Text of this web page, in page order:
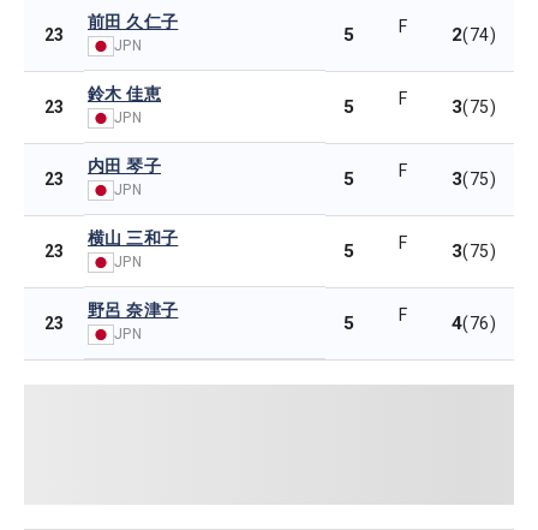
23
前田 久仁子
JPN 5 F 2(74)
23
鈴木 佳恵
JPN 5 F 3(75)
23
内田 琴子
JPN 5 F 3(75)
23
横山 三和子
JPN 5 F 3(75)
23
野呂 奈津子
JPN 5 F 4(76)